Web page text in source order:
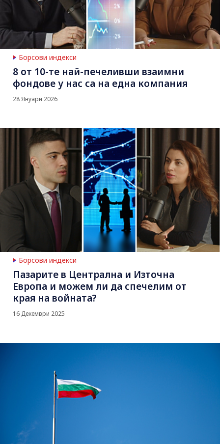
Борсови индекси
8 от 10-те най-печеливши взаимни
фондове у нас са на една компания
28 Януари 2026
Борсови индекси
Пазарите в Централна и Източна
Европа и можем ли да спечелим от
края на войната?
16 Декември 2025